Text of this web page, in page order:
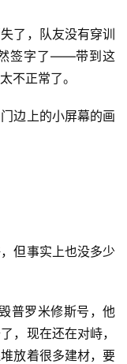
了，队友没有穿训
签字了——带到这
不正常了。
边上的小屏幕的画
但事实上也没多少
普罗米修斯号，他
，现在还在对峙，
放着很多建材，要